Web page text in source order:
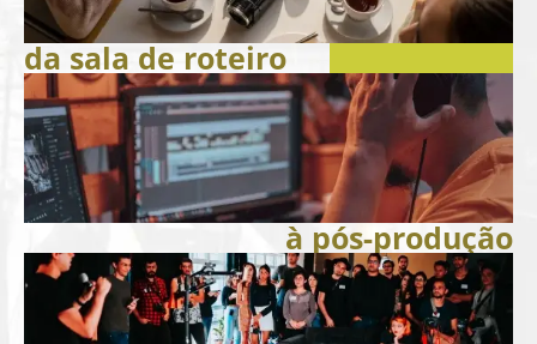
da sala de roteiro
à pós-produção